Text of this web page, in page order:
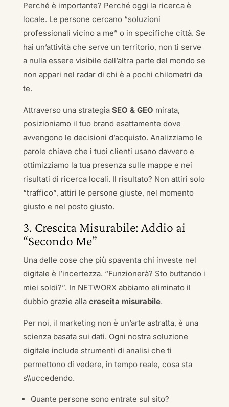
Perché è importante? Perché oggi la ricerca è
locale. Le persone cercano “soluzioni
professionali vicino a me” o in specifiche città. Se
hai un’attività che serve un territorio, non ti serve
a nulla essere visibile dall’altra parte del mondo se
non appari nel radar di chi è a pochi chilometri da
te.
Attraverso una strategia SEO & GEO mirata,
posizioniamo il tuo brand esattamente dove
avvengono le decisioni d’acquisto. Analizziamo le
parole chiave che i tuoi clienti usano davvero e
ottimizziamo la tua presenza sulle mappe e nei
risultati di ricerca locali. Il risultato? Non attiri solo
“traffico”, attiri le persone giuste, nel momento
giusto e nel posto giusto.
3. Crescita Misurabile: Addio ai
“Secondo Me”
Una delle cose che più spaventa chi investe nel
digitale è l’incertezza. “Funzionerà? Sto buttando i
miei soldi?”. In NETWORX abbiamo eliminato il
dubbio grazie alla crescita misurabile.
Per noi, il marketing non è un’arte astratta, è una
scienza basata sui dati. Ogni nostra soluzione
digitale include strumenti di analisi che ti
permettono di vedere, in tempo reale, cosa sta
s\\uccedendo.
Quante persone sono entrate sul sito?